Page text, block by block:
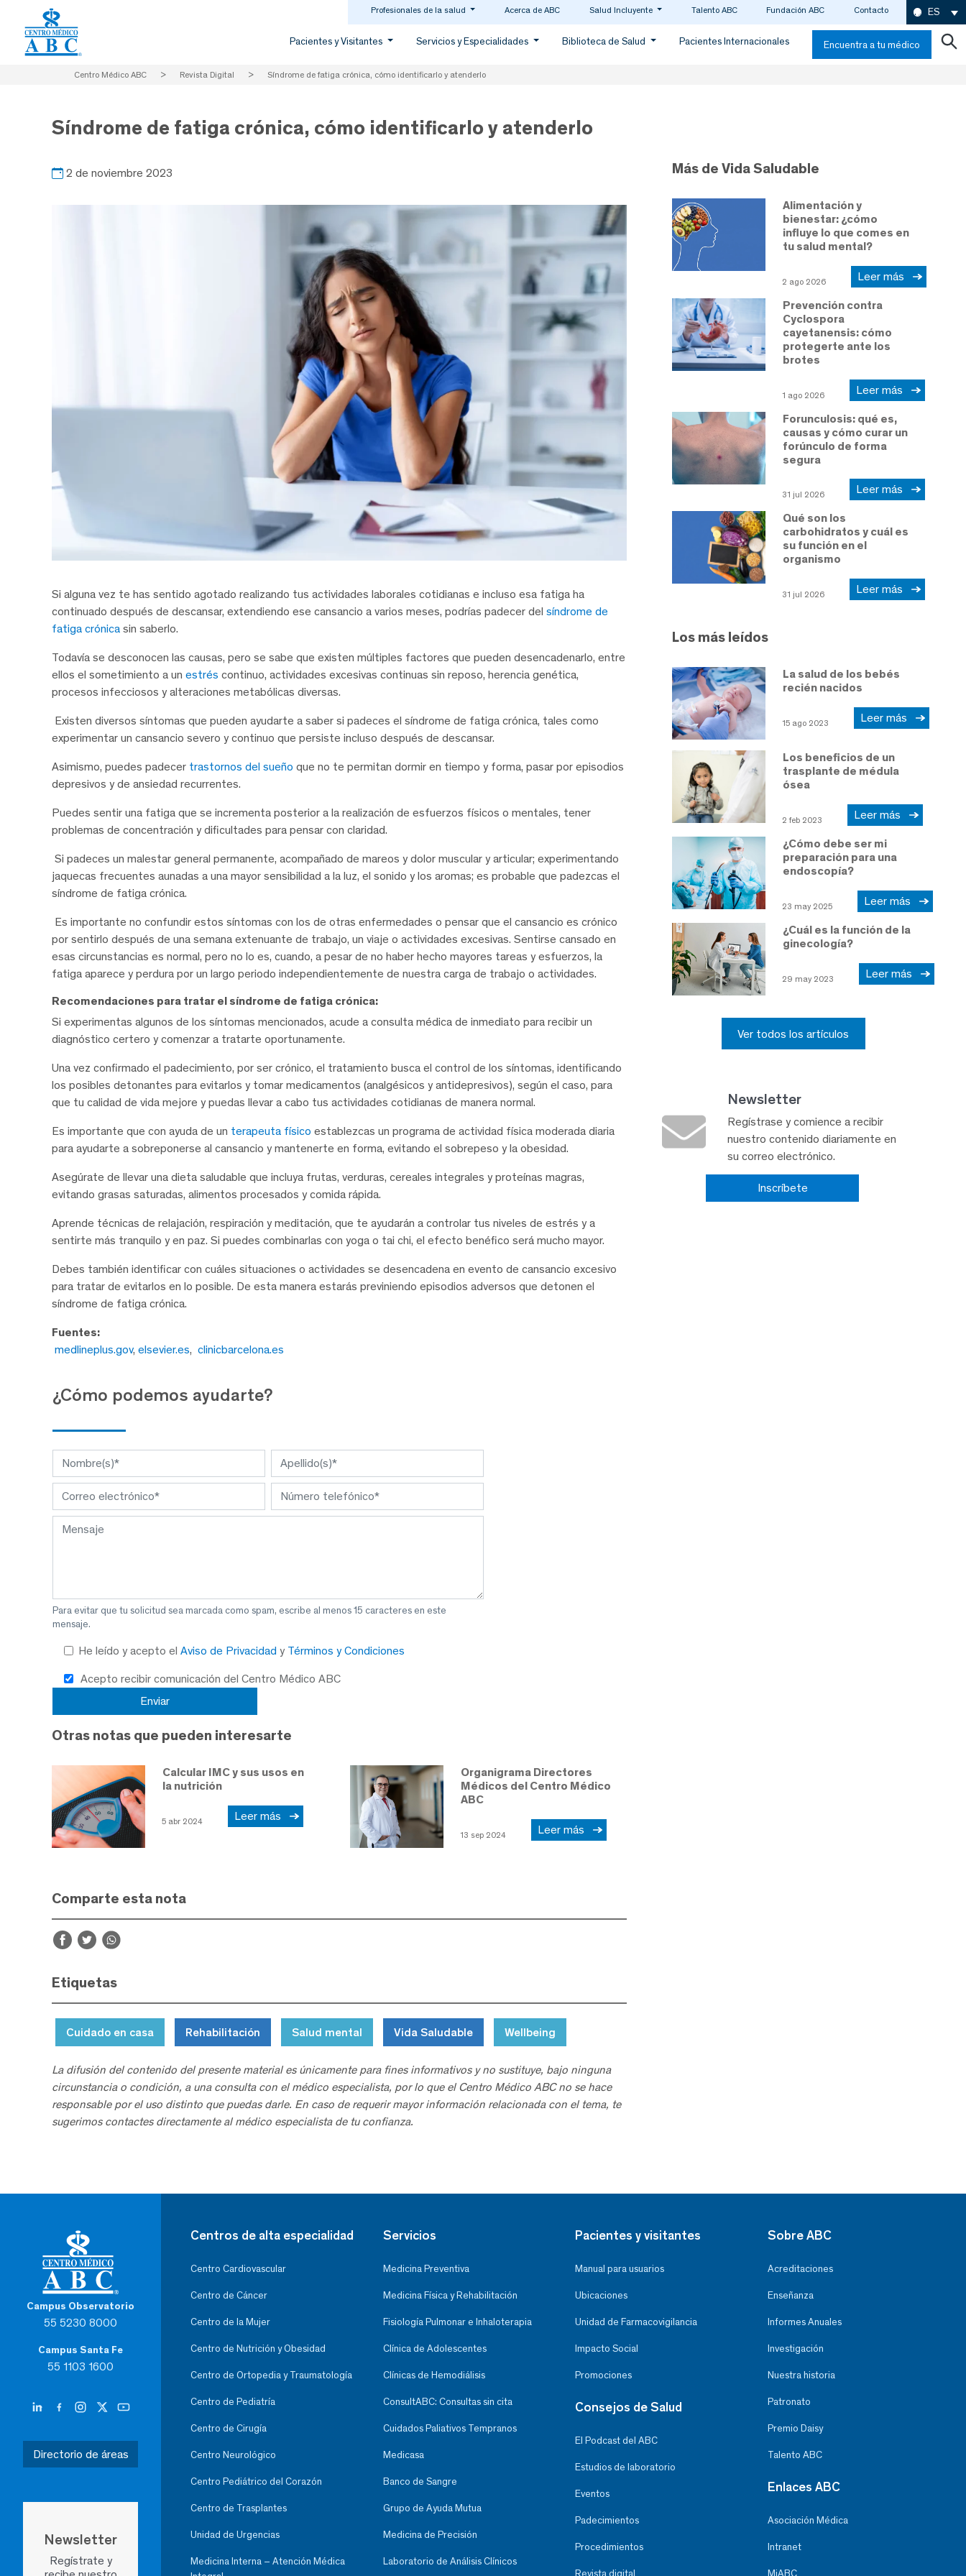
Profesionales de la salud Acerca de ABC Salud Incluyente Talento ABC Fundación ABC Contacto ES
Pacientes y Visitantes Servicios y Especialidades Biblioteca de Salud Pacientes Internacionales Encuentra a tu médico
Centro Médico ABC > Revista Digital > Síndrome de fatiga crónica, cómo identificarlo y atenderlo
Síndrome de fatiga crónica, cómo identificarlo y atenderlo
2 de noviembre 2023
Si alguna vez te has sentido agotado realizando tus actividades laborales cotidianas e incluso esa fatiga ha
continuado después de descansar, extendiendo ese cansancio a varios meses, podrías padecer del síndrome de
fatiga crónica sin saberlo.
Todavía se desconocen las causas, pero se sabe que existen múltiples factores que pueden desencadenarlo, entre
ellos el sometimiento a un estrés continuo, actividades excesivas continuas sin reposo, herencia genética,
procesos infecciosos y alteraciones metabólicas diversas.
Existen diversos síntomas que pueden ayudarte a saber si padeces el síndrome de fatiga crónica, tales como
experimentar un cansancio severo y continuo que persiste incluso después de descansar.
Asimismo, puedes padecer trastornos del sueño que no te permitan dormir en tiempo y forma, pasar por episodios
depresivos y de ansiedad recurrentes.
Puedes sentir una fatiga que se incrementa posterior a la realización de esfuerzos físicos o mentales, tener
problemas de concentración y dificultades para pensar con claridad.
Si padeces un malestar general permanente, acompañado de mareos y dolor muscular y articular; experimentando
jaquecas frecuentes aunadas a una mayor sensibilidad a la luz, el sonido y los aromas; es probable que padezcas el
síndrome de fatiga crónica.
Es importante no confundir estos síntomas con los de otras enfermedades o pensar que el cansancio es crónico
por sentirlo después de una semana extenuante de trabajo, un viaje o actividades excesivas. Sentirse cansado en
esas circunstancias es normal, pero no lo es, cuando, a pesar de no haber hecho mayores tareas y esfuerzos, la
fatiga aparece y perdura por un largo periodo independientemente de nuestra carga de trabajo o actividades.
Recomendaciones para tratar el síndrome de fatiga crónica:
Si experimentas algunos de los síntomas mencionados, acude a consulta médica de inmediato para recibir un
diagnóstico certero y comenzar a tratarte oportunamente.
Una vez confirmado el padecimiento, por ser crónico, el tratamiento busca el control de los síntomas, identificando
los posibles detonantes para evitarlos y tomar medicamentos (analgésicos y antidepresivos), según el caso, para
que tu calidad de vida mejore y puedas llevar a cabo tus actividades cotidianas de manera normal.
Es importante que con ayuda de un terapeuta físico establezcas un programa de actividad física moderada diaria
para ayudarte a sobreponerse al cansancio y mantenerte en forma, evitando el sobrepeso y la obesidad.
Asegúrate de llevar una dieta saludable que incluya frutas, verduras, cereales integrales y proteínas magras,
evitando grasas saturadas, alimentos procesados y comida rápida.
Aprende técnicas de relajación, respiración y meditación, que te ayudarán a controlar tus niveles de estrés y a
sentirte más tranquilo y en paz. Si puedes combinarlas con yoga o tai chi, el efecto benéfico será mucho mayor.
Debes también identificar con cuáles situaciones o actividades se desencadena en evento de cansancio excesivo
para tratar de evitarlos en lo posible. De esta manera estarás previniendo episodios adversos que detonen el
síndrome de fatiga crónica.
Fuentes:
medlineplus.gov, elsevier.es, clinicbarcelona.es
¿Cómo podemos ayudarte?
Para evitar que tu solicitud sea marcada como spam, escribe al menos 15 caracteres en este
mensaje.
He leído y acepto el Aviso de Privacidad y Términos y Condiciones
Acepto recibir comunicación del Centro Médico ABC
Otras notas que pueden interesarte
Calcular IMC y sus usos en
la nutrición
5 abr 2024 Leer más
Organigrama Directores
Médicos del Centro Médico
ABC
13 sep 2024 Leer más
Comparte esta nota
Etiquetas
Cuidado en casa Rehabilitación Salud mental Vida Saludable Wellbeing
La difusión del contenido del presente material es únicamente para fines informativos y no sustituye, bajo ninguna
circunstancia o condición, a una consulta con el médico especialista, por lo que el Centro Médico ABC no se hace
responsable por el uso distinto que puedas darle. En caso de requerir mayor información relacionada con el tema, te
sugerimos contactes directamente al médico especialista de tu confianza.
Más de Vida Saludable
Alimentación y
bienestar: ¿cómo
influye lo que comes en
tu salud mental?
2 ago 2026 Leer más
Prevención contra
Cyclospora
cayetanensis: cómo
protegerte ante los
brotes
1 ago 2026 Leer más
Forunculosis: qué es,
causas y cómo curar un
forúnculo de forma
segura
31 jul 2026 Leer más
Qué son los
carbohidratos y cuál es
su función en el
organismo
31 jul 2026 Leer más
Los más leídos
La salud de los bebés
recién nacidos
15 ago 2023 Leer más
Los beneficios de un
trasplante de médula
ósea
2 feb 2023 Leer más
¿Cómo debe ser mi
preparación para una
endoscopía?
23 may 2025 Leer más
¿Cuál es la función de la
ginecología?
29 may 2023 Leer más
Ver todos los artículos
Newsletter
Regístrase y comience a recibir
nuestro contenido diariamente en
su correo electrónico.
Inscríbete
Campus Observatorio
55 5230 8000
Campus Santa Fe
55 1103 1600
Directorio de áreas
Newsletter
Regístrate y
Centros de alta especialidad
Centro Cardiovascular
Centro de Cáncer
Centro de la Mujer
Centro de Nutrición y Obesidad
Centro de Ortopedia y Traumatología
Centro de Pediatría
Centro de Cirugía
Centro Neurológico
Centro Pediátrico del Corazón
Centro de Trasplantes
Unidad de Urgencias
Medicina Interna – Atención Médica
Servicios
Medicina Preventiva
Medicina Física y Rehabilitación
Fisiología Pulmonar e Inhaloterapia
Clínica de Adolescentes
Clínicas de Hemodiálisis
ConsultABC: Consultas sin cita
Cuidados Paliativos Tempranos
Medicasa
Banco de Sangre
Grupo de Ayuda Mutua
Medicina de Precisión
Laboratorio de Análisis Clínicos
Pacientes y visitantes
Manual para usuarios
Ubicaciones
Unidad de Farmacovigilancia
Impacto Social
Promociones
Consejos de Salud
El Podcast del ABC
Estudios de laboratorio
Eventos
Padecimientos
Procedimientos
Revista digital
Sobre ABC
Acreditaciones
Enseñanza
Informes Anuales
Investigación
Nuestra historia
Patronato
Premio Daisy
Talento ABC
Enlaces ABC
Asociación Médica
Intranet
MiABC